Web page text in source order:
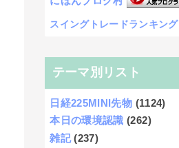
スイングトレードランキング
テーマ別リスト
日経225MINI先物 (1124)
本日の環境認識 (262)
雑記 (237)